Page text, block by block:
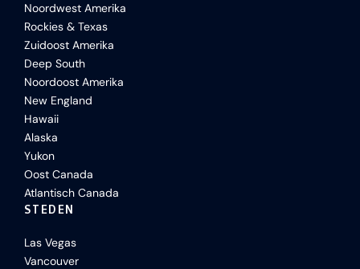
Noordwest Amerika
Rockies & Texas
Zuidoost Amerika
Deep South
Noordoost Amerika
New England
Hawaii
Alaska
Yukon
Oost Canada
Atlantisch Canada
STEDEN
Las Vegas
Vancouver